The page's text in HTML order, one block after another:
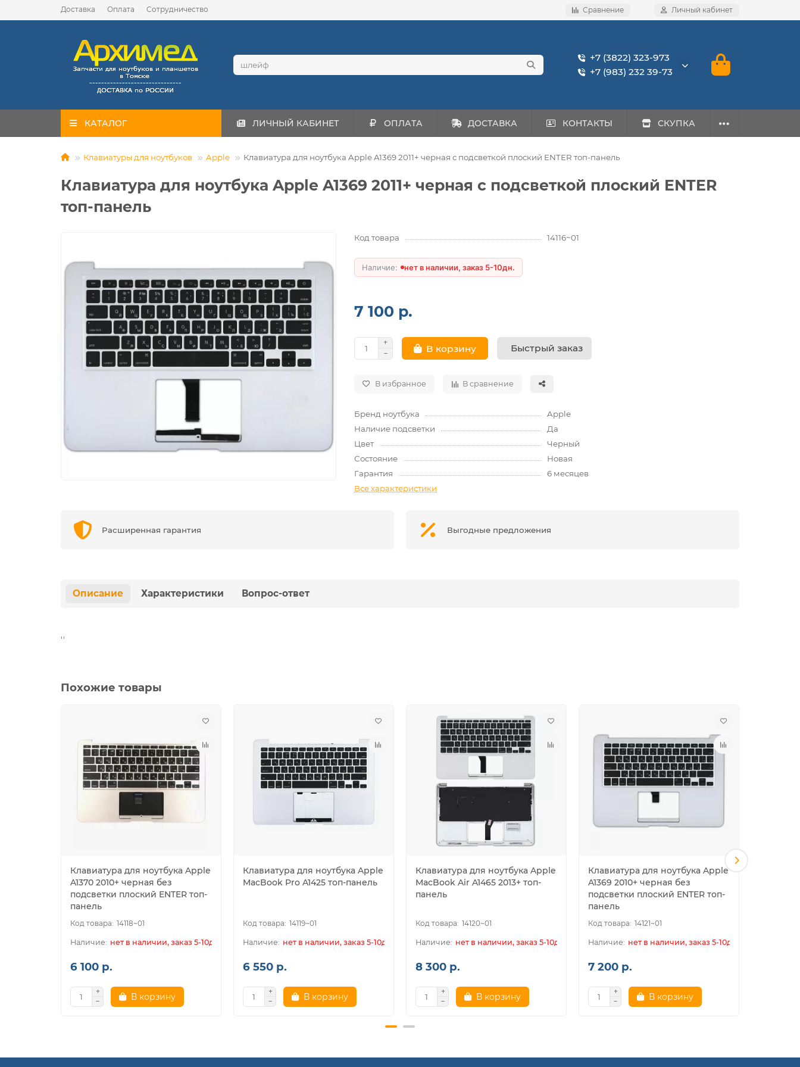
Доставка Оплата Сотрудничество Сравнение Личный кабинет
+7 (3822) 323-973
+7 (983) 232 39-73
КАТАЛОГ ЛИЧНЫЙ КАБИНЕТ ОПЛАТА ДОСТАВКА КОНТАКТЫ СКУПКА
Клавиатуры для ноутбуков Apple Клавиатура для ноутбука Apple A1369 2011+ черная с подсветкой плоский ENTER топ-панель
Клавиатура для ноутбука Apple A1369 2011+ черная с подсветкой плоский ENTER
топ-панель
Код товара 14116~01
нет в наличии, заказ 5-10дн.
7 100 р.
В корзину Быстрый заказ
В избранное В сравнение
Бренд ноутбука
Apple
Наличие подсветки
Да
Цвет
Черный
Состояние
Новая
Гарантия
6 месяцев
Все характеристики
Расширенная гарантия Выгодные предложения
Описание Характеристики Вопрос-ответ
''
Похожие товары
Клавиатура для ноутбука Apple
A1370 2010+ черная без
подсветки плоский ENTER топ-
панель
14118~01
нет в наличии, заказ 5-10дн.
6 100 р.
В корзину
Клавиатура для ноутбука Apple
MacBook Pro A1425 топ-панель
14119~01
нет в наличии, заказ 5-10дн.
6 550 р.
В корзину
Клавиатура для ноутбука Apple
MacBook Air A1465 2013+ топ-
панель
14120~01
нет в наличии, заказ 5-10дн.
8 300 р.
В корзину
Клавиатура для ноутбука Apple
A1369 2010+ черная без
подсветки плоский ENTER топ-
панель
14121~01
нет в наличии, заказ 5-10дн.
7 200 р.
В корзину